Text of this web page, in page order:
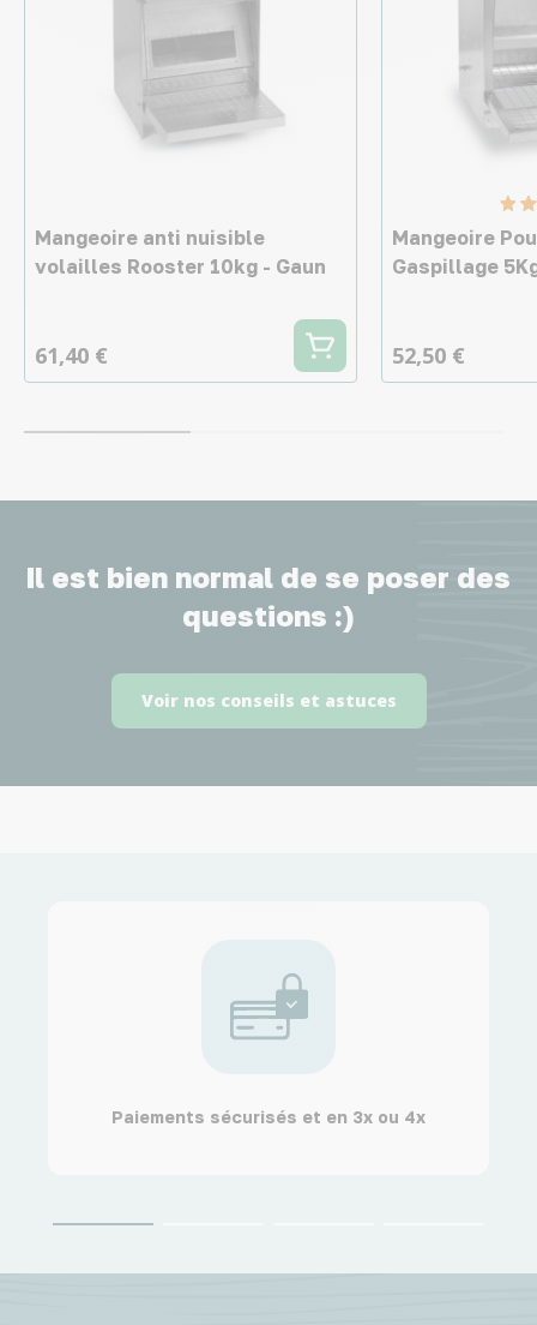
Mangeoire anti nuisible
volailles Rooster 10kg - Gaun
61,40 €
Mangeoire
Gaspillage
52,50 €
Il est bien normal de se poser des
questions :)
Voir nos conseils et astuces
Paiements sécurisés et en 3x ou 4x